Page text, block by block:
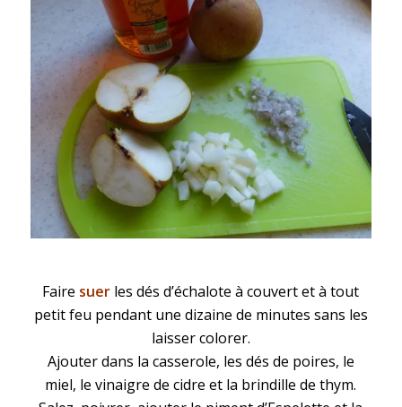
Faire suer les dés d’échalote à couvert et à tout
petit feu pendant une dizaine de minutes sans les
laisser colorer.
Ajouter dans la casserole, les dés de poires, le
miel, le vinaigre de cidre et la brindille de thym.